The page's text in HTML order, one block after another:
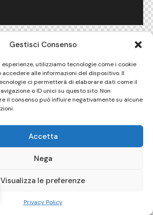
Gestisci Consenso
utilizziamo tecnologie come i cookie
alle informazioni del dispositivo. Il
ci permetterà di elaborare dati come il
o ID unici su questo sito. Non
il consenso può influire negativamente su alcune
Accetta
Nega
Visualizza le preferenze
Privacy Policy